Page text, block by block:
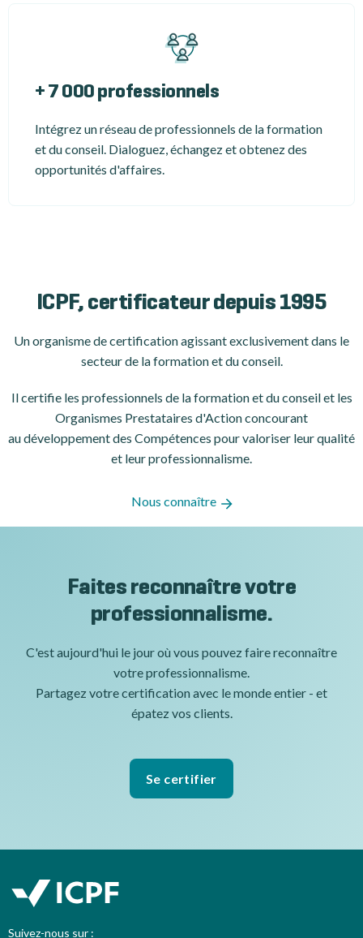
+ 7 000 professionnels
Intégrez un réseau de professionnels de la formation
et du conseil. Dialoguez, échangez et obtenez des
opportunités d'affaires.
ICPF, certificateur depuis 1995
Un organisme de certificationagissant exclusivement dans le
secteur de la formation et du conseil.
Il certifie les professionnels de la formation et du conseil et les
Organismes Prestataires d'Action concourant
au développement des Compétences pour valoriser leur qualité
et leur professionnalisme.
Nous connaître
Faites reconnaître votre
professionnalisme.
C'est aujourd'hui le jour où vous pouvez faire reconnaître
votre professionnalisme.
Partagez votre certification avec le monde entier - et
épatez vos clients.
Se certifier
Suivez-nous sur :